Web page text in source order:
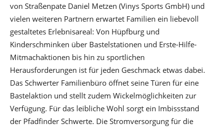
von Straßenpate Daniel Metzen (Vinys Sports GmbH) und
vielen weiteren Partnern erwartet Familien ein liebevoll
gestaltetes Erlebnisareal: Von Hüpfburg und
Kinderschminken über Bastelstationen und Erste-Hilfe-
Mitmachaktionen bis hin zu sportlichen
Herausforderungen ist für jeden Geschmack etwas dabei.
Das Schwerter Familienbüro öffnet seine Türen für eine
Bastelaktion und stellt zudem Wickelmöglichkeiten zur
Verfügung. Für das leibliche Wohl sorgt ein Imbissstand
der Pfadfinder Schwerte. Die Stromversorgung für die